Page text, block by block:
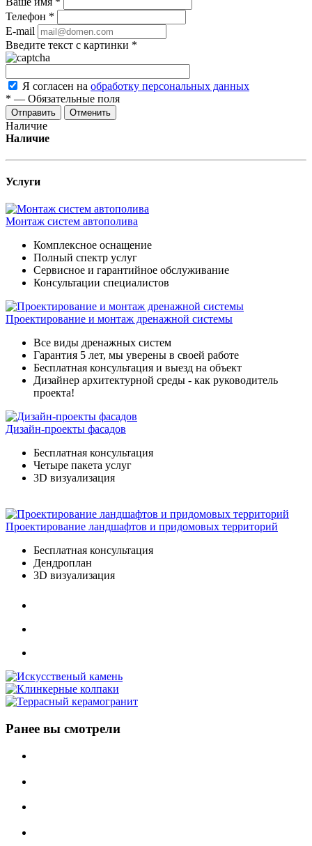
Телефон *
E-mail
Введите текст с картинки *
Я согласен на обработку персональных данных
* — Обязательные поля
Отменить
Наличие
Наличие
Услуги
Монтаж систем автополива
Комплексное оснащение
Полный спектр услуг
Сервисное и гарантийное обслуживание
Консультации специалистов
Проектирование и монтаж дренажной системы
Все виды дренажных систем
Гарантия 5 лет, мы уверены в своей работе
Бесплатная консультация и выезд на объект
Дизайнер архитектурной среды - как руководитель
проекта!
Дизайн-проекты фасадов
Бесплатная консультация
Четыре пакета услуг
3D визуализация
Проектирование ландшафтов и придомовых территорий
Бесплатная консультация
Дендроплан
3D визуализация
Ранее вы смотрели